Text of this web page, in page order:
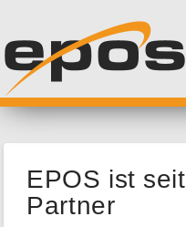
EPOS ist
Partner